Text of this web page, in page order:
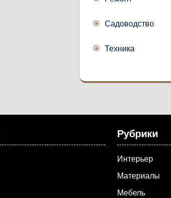
Садоводство
Техника
Рубрики
Интерьер
Материалы
Мебель